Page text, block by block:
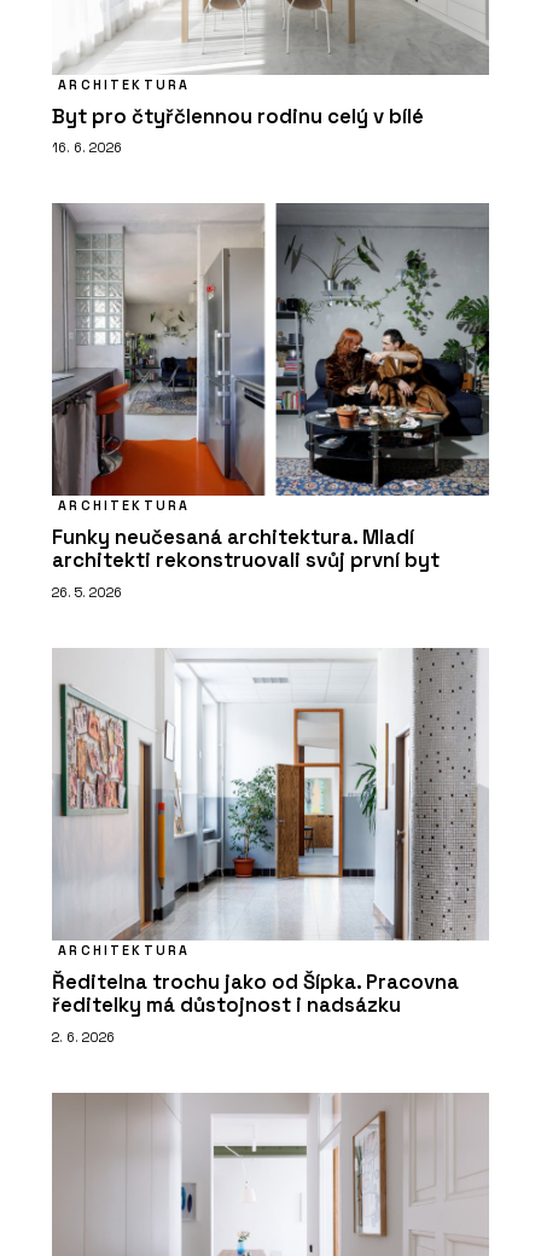
ARCHITEKTURA
Byt pro čtyřčlennou rodinu celý v bílé
16. 6. 2026
ARCHITEKTURA
Funky neučesaná architektura. Mladí
architekti rekonstruovali svůj první byt
26. 5. 2026
ARCHITEKTURA
Ředitelna trochu jako od Šípka. Pracovna
ředitelky má důstojnost i nadsázku
2. 6. 2026